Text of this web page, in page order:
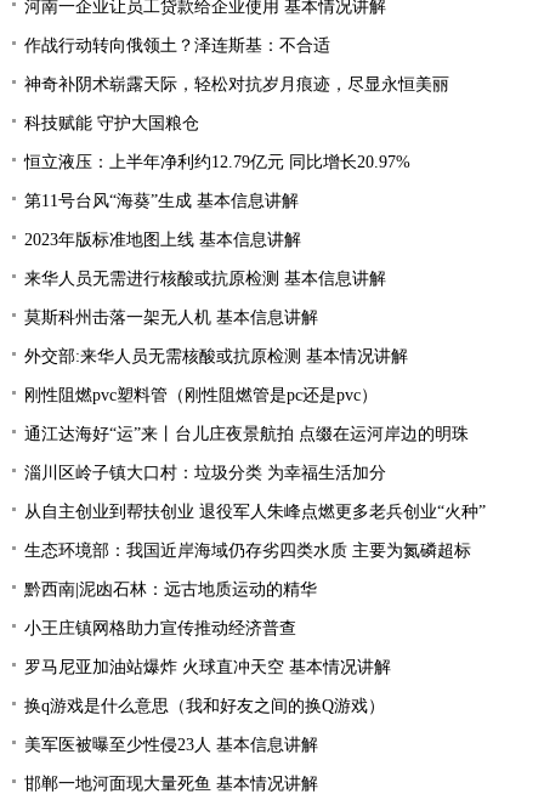
河南一企业让员工贷款给企业使用 基本情况讲解
作战行动转向俄领土？泽连斯基：不合适
神奇补阴术崭露天际，轻松对抗岁月痕迹，尽显永恒美丽
科技赋能 守护大国粮仓
恒立液压：上半年净利约12.79亿元 同比增长20.97%
第11号台风“海葵”生成 基本信息讲解
2023年版标准地图上线 基本信息讲解
来华人员无需进行核酸或抗原检测 基本信息讲解
莫斯科州击落一架无人机 基本信息讲解
外交部:来华人员无需核酸或抗原检测 基本情况讲解
刚性阻燃pvc塑料管（刚性阻燃管是pc还是pvc）
通江达海好“运”来丨台儿庄夜景航拍 点缀在运河岸边的明珠
淄川区岭子镇大口村：垃圾分类 为幸福生活加分
从自主创业到帮扶创业 退役军人朱峰点燃更多老兵创业“火种”
生态环境部：我国近岸海域仍存劣四类水质 主要为氮磷超标
黔西南|泥凼石林：远古地质运动的精华
小王庄镇网格助力宣传推动经济普查
罗马尼亚加油站爆炸 火球直冲天空 基本情况讲解
换q游戏是什么意思（我和好友之间的换Q游戏）
美军医被曝至少性侵23人 基本信息讲解
邯郸一地河面现大量死鱼 基本情况讲解